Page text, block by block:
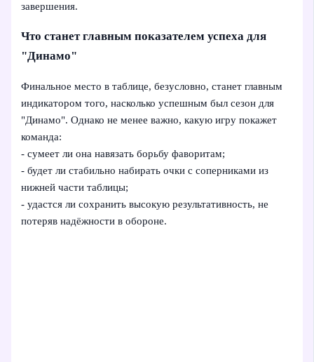
завершения.
Что станет главным показателем успеха для
"Динамо"
Финальное место в таблице, безусловно, станет главным
индикатором того, насколько успешным был сезон для
"Динамо". Однако не менее важно, какую игру покажет
команда:
- сумеет ли она навязать борьбу фаворитам;
- будет ли стабильно набирать очки с соперниками из
нижней части таблицы;
- удастся ли сохранить высокую результативность, не
потеряв надёжности в обороне.